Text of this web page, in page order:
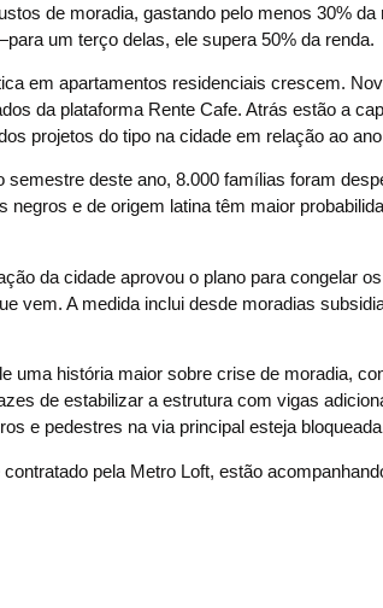
de moradia, gastando pelo menos 30% da
um terço delas, ele supera 50% da renda.
em apartamentos residenciais crescem.
da plataforma Rente Cafe. Atrás estão a
projetos do tipo na cidade em relação ao
deste ano, 8.000 famílias foram
e de origem latina têm maior
da cidade aprovou o plano para congelar
vem. A medida inclui desde moradias
uma história maior sobre crise de moradia,
de estabilizar a estrutura com vigas
e pedestres na via principal esteja
pela Metro Loft, estão